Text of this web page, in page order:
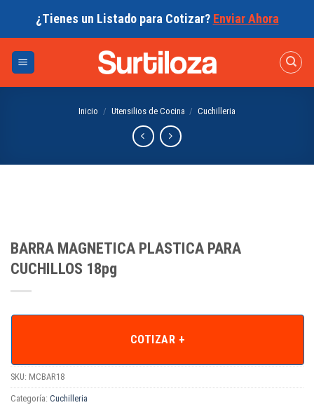
¿Tienes un Listado para Cotizar? Enviar Ahora
Inicio / Utensilios de Cocina / Cuchilleria
BARRA MAGNETICA PLASTICA PARA
CUCHILLOS 18pg
COTIZAR +
SKU: MCBAR18
Categoría: Cuchilleria